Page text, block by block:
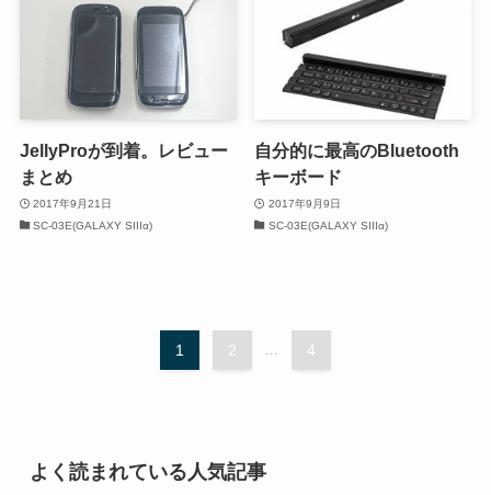
JellyProが到着。レビュー
まとめ
2017年9月21日
SC-03E(GALAXY SIIIα)
自分的に最高のBluetooth
キーボード
2017年9月9日
SC-03E(GALAXY SIIIα)
1 2 4
よく読まれている人気記事